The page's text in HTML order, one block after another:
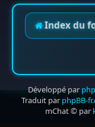
Index du
Développé par
Traduit par phpBB-
mChat © par